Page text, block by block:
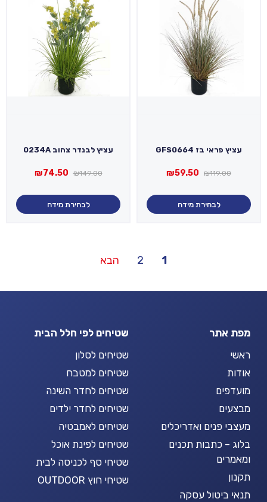
עציץ פראי בז GFS0664
₪119.00
המחיר
היה:
₪119.00.
₪59.50
המחיר
הוא:
₪59.50.
לבחירת מידה
עציץ לבנדר צהוב 0234A
₪149.00
המחיר
היה:
₪149.00.
₪74.50
המחיר
הוא:
₪74.50.
לבחירת מידה
1
2 הבא
מפת אתר
ראשי
אודות
מועדפים
מבצעים
מעצבי פנים ואדריכלים
בלוג – כתבות תכנים
ומאמרים
תקנון
תנאי ביטול עסקה
שטיחים לפי חלל הבית
שטיחים לסלון
שטיחים למטבח
שטיחים לחדר השינה
שטיחים לחדר ילדים
שטיחים לאמבטיה
שטיחים לפינת אוכל
שטיחי סף לכניסה לבית
שטיחי חוץ OUTDOOR